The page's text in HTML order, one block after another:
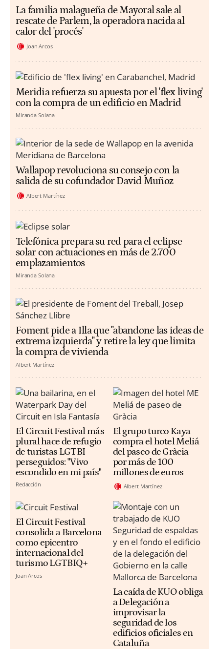
La familia malagueña de Mayoral sale al
rescate de Parlem, la operadora nacida al
calor del 'procés'
Joan Arcos
Meridia refuerza su apuesta por el 'flex living'
con la compra de un edificio en Madrid
Miranda Solana
Wallapop revoluciona su consejo con la
salida de su cofundador David Muñoz
Albert Martínez
Telefónica prepara su red para el eclipse
solar con actuaciones en más de 2.700
emplazamientos
Miranda Solana
Foment pide a Illa que "abandone las ideas de
extrema izquierda" y retire la ley que limita
la compra de vivienda
Albert Martínez
El Circuit Festival más
plural hace de refugio
de turistas LGTBI
perseguidos: "Vivo
escondido en mi país"
Redacción
El grupo turco Kaya
compra el hotel Meliá
del paseo de Gràcia
por más de 100
millones de euros
Albert Martínez
El Circuit Festival
consolida a Barcelona
como epicentro
internacional del
turismo LGTBIQ+
Joan Arcos
La caída de KUO obliga
a Delegación a
improvisar la
seguridad de los
edificios oficiales en
Cataluña